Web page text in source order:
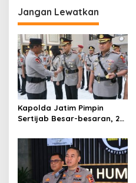
g
a
s
i
p
o
s
Jangan Lewatkan
Kapolda Jatim Pimpin
Sertijab Besar-besaran, 26
Pejabat Utama Berganti